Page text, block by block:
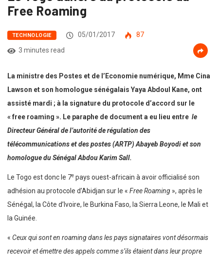
Free Roaming
TECHNOLOGIE 05/01/2017
87
3 minutes read
La ministre des Postes et de l’Economie numérique, Mme Cina
Lawson et son homologue sénégalais Yaya Abdoul Kane, ont
assisté mardi ; à la signature du protocole d’accord sur le
« free roaming ». Le paraphe de document a eu lieu entre le
Directeur Général de l’autorité de régulation des
télécommunications et des postes (ARTP) Abayeb Boyodi et son
homologue du Sénégal Abdou Karim Sall.
Le Togo est donc le 7e pays ouest-africain à avoir officialisé son
adhésion au protocole d’Abidjan sur le « Free Roaming », après le
Sénégal, la Côte d’Ivoire, le Burkina Faso, la Sierra Leone, le Mali et
la Guinée.
« Ceux qui sont en roaming dans les pays signataires vont désormais
recevoir et émettre des appels comme s’ils étaient dans leur propre